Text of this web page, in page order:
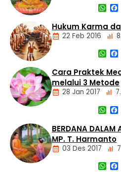
Daerah
Nasional
Panti
Asuhan
Dasar
Agama
Buddha
Tiga
Mustika
Artikel
Dasar
Agama
Buddha
Hukum
dan
Tumimbal-
lahir
Hukum Karma
22 Feb 2016
Meditasi
Cara Praktek
melalui 3 Metode
28 Jan 2017
BERDANA DALAM
MP. T. Harmanto
03 Des 2017